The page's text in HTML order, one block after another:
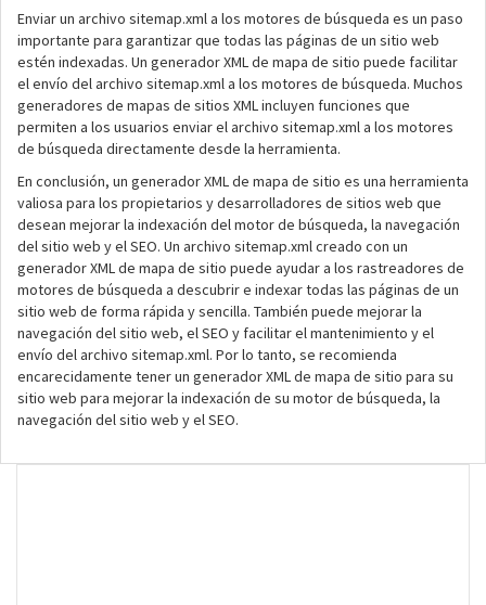
Enviar un archivo sitemap.xml a los motores de búsqueda es un paso
importante para garantizar que todas las páginas de un sitio web
estén indexadas. Un generador XML de mapa de sitio puede facilitar
el envío del archivo sitemap.xml a los motores de búsqueda. Muchos
generadores de mapas de sitios XML incluyen funciones que
permiten a los usuarios enviar el archivo sitemap.xml a los motores
de búsqueda directamente desde la herramienta.
En conclusión, un generador XML de mapa de sitio es una herramienta
valiosa para los propietarios y desarrolladores de sitios web que
desean mejorar la indexación del motor de búsqueda, la navegación
del sitio web y el SEO. Un archivo sitemap.xml creado con un
generador XML de mapa de sitio puede ayudar a los rastreadores de
motores de búsqueda a descubrir e indexar todas las páginas de un
sitio web de forma rápida y sencilla. También puede mejorar la
navegación del sitio web, el SEO y facilitar el mantenimiento y el
envío del archivo sitemap.xml. Por lo tanto, se recomienda
encarecidamente tener un generador XML de mapa de sitio para su
sitio web para mejorar la indexación de su motor de búsqueda, la
navegación del sitio web y el SEO.